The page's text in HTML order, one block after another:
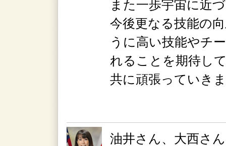
また一歩宇宙に近
今後更なる技能の
うに高い技能やチ
れることを期待し
共に頑張っていき
油井さん、大西さ